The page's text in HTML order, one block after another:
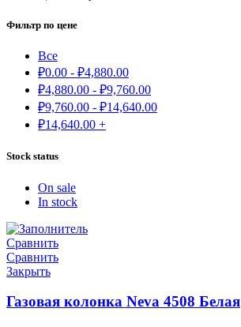
Фильтр по цене
Все
₽0.00 - ₽4,880.00
₽4,880.00 - ₽9,760.00
₽9,760.00 - ₽14,640.00
₽14,640.00 +
Stock status
On sale
In stock
Сравнить
Сравнить
Закрыть
Газовая колонка Neva 4508 Белая